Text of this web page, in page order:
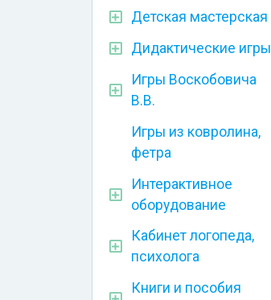
Детская мастерская
Дидактические игры
Игры Воскобовича
В.В.
Игры из ковролина,
фетра
Интерактивное
оборудование
Кабинет логопеда,
психолога
Книги и пособия